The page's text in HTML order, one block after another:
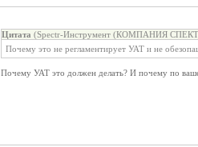
Цитата (Spectr-Инструмент (КОМПАНИЯ
Почему это не регламентирует УАТ и не
Почему УАТ это должен делать? И почему по